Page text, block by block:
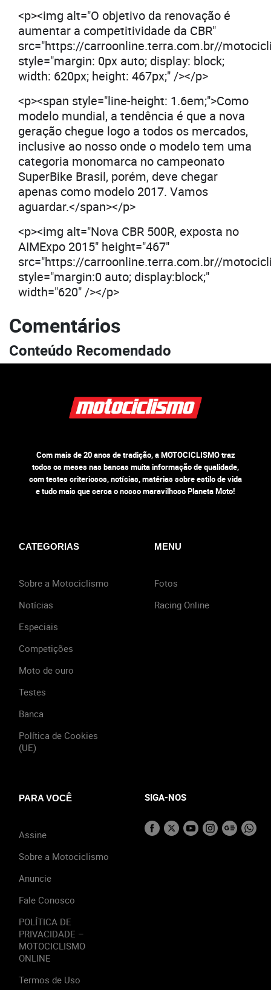
<p><img alt="O objetivo da renovação é
aumentar a competitividade da CBR"
src="https://carroonline.terra.com.br//
style="margin: 0px auto; display: block;
width: 620px; height: 467px;" /></p>
<p><span style="line-height: 1.6em;">Como
modelo mundial, a tendência é que a nova
geração chegue logo a todos os mercados,
inclusive ao nosso onde o modelo tem uma
categoria monomarca no campeonato
SuperBike Brasil, porém, deve chegar
apenas como modelo 2017. Vamos
aguardar.</span></p>
<p><img alt="Nova CBR 500R, exposta no
AIMExpo 2015" height="467"
src="https://carroonline.terra.com.br//
style="margin:0 auto; display:block;"
width="620" /></p>
Comentários
Conteúdo Recomendado
Com mais de 20 anos de tradição, a MOTOCICLISMO traz
todos os meses nas bancas muita informação de qualidade,
com testes criteriosos, notícias, matérias sobre estilo de vida
e tudo mais que cerca o nosso maravilhoso Planeta Moto!
CATEGORIAS
Sobre a Motociclismo
Notícias
Especiais
Competições
Moto de ouro
Testes
Banca
Política de Cookies
(UE)
MENU
Fotos
Racing Online
PARA VOCÊ
Assine
Sobre a Motociclismo
Anuncie
Fale Conosco
POLÍTICA DE
PRIVACIDADE –
MOTOCICLISMO
ONLINE
Termos de Uso
SIGA-NOS